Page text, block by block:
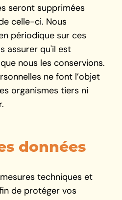
seront supprimées
celle-ci. Nous
périodique sur ces
assurer qu'il est
nous les conservions.
ne font l’objet
organismes tiers ni
données
techniques et
de protéger vos